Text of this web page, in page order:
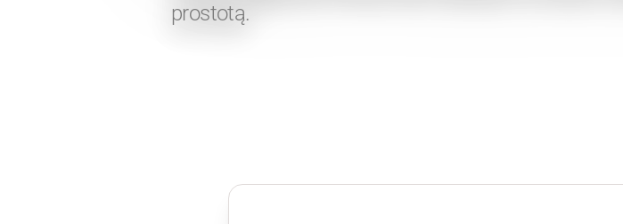
prostotą.